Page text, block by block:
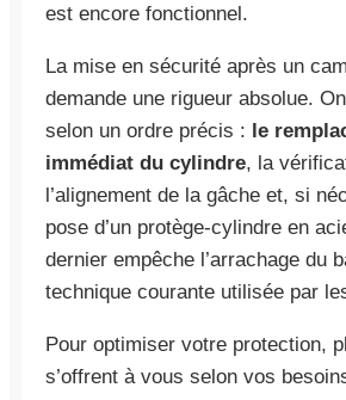
est encore fonctionnel.
La mise en sécurité après un
demande une rigueur absolue.
selon un ordre précis : le
immédiat du cylindre, la
l’alignement de la gâche et, si
pose d’un protège-cylindre en
dernier empêche l’arrachage du
technique courante utilisée par
Pour optimiser votre protection,
s’offrent à vous selon vos